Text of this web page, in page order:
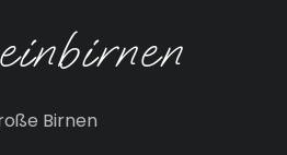
Birnen